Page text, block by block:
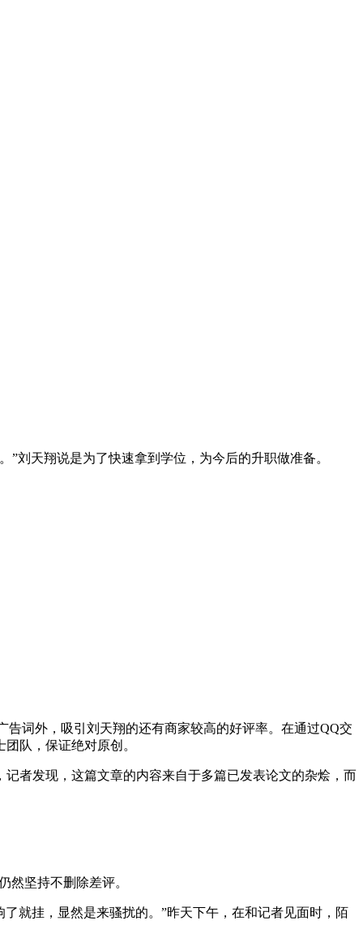
刘天翔说是为了快速拿到学位，为今后的升职做准备。
告词外，吸引刘天翔的还有商家较高的好评率。在通过QQ交
队，保证绝对原创。
者发现，这篇文章的内容来自于多篇已发表论文的杂烩，而
然坚持不删除差评。
就挂，显然是来骚扰的。”昨天下午，在和记者见面时，陌